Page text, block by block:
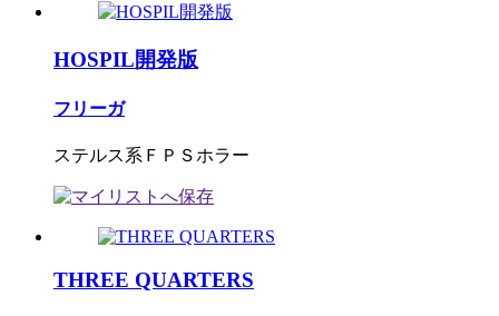
HOSPIL開発版
フリーガ
ステルス系ＦＰＳホラー
THREE QUARTERS